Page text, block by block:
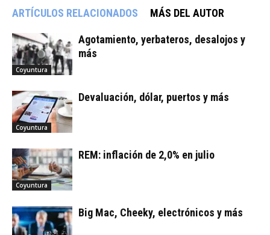
ARTÍCULOS RELACIONADOS MÁS DEL AUTOR
Coyuntura
Agotamiento, yerbateros, desalojos y
más
Coyuntura
Devaluación, dólar, puertos y más
Coyuntura
REM: inflación de 2,0% en julio
Big Mac, Cheeky, electrónicos y más